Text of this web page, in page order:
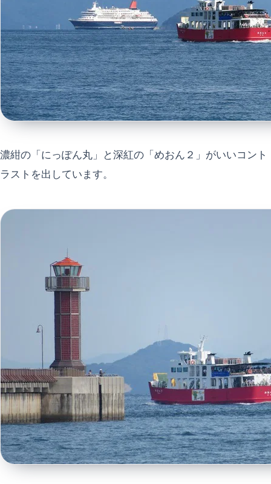
濃紺の「にっぽん丸」と深紅の「めおん２」がいいコント
ラストを出しています。